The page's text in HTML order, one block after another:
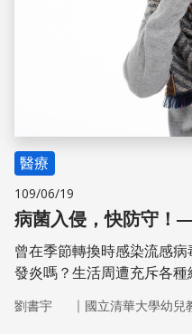
醫療
109/06/19
病菌入侵，快防守！
曾在季節轉換時感染流感
發炎嗎？生活周遭充斥各
城堡，因為造物者的巧妙而
劉書宇 ｜ 國立清華大學幼兒